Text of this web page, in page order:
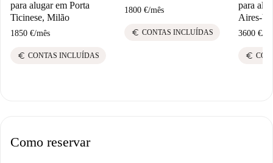
para alugar em Porta
Ticinese, Milão
1850 €/mês
euro CONTAS INCLUÍDAS
1800 €/mês
euro CONTAS INCLUÍDAS
para
Aires-
3600 €/
euro
Como reservar